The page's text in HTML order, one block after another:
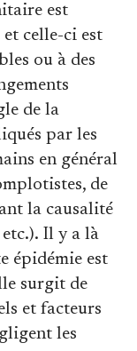
est
celle-ci est
ou à des
de la
par les
en général
de
la causalité
Il y a là
épidémie est
surgit de
et facteurs
les